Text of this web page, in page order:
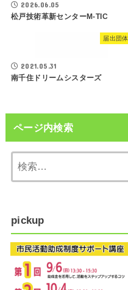
2026.06.05
松戸技術革新センターM-TIC
届出団体
2021.05.31
南千住ドリームシスターズ
ページ内検索
pickup